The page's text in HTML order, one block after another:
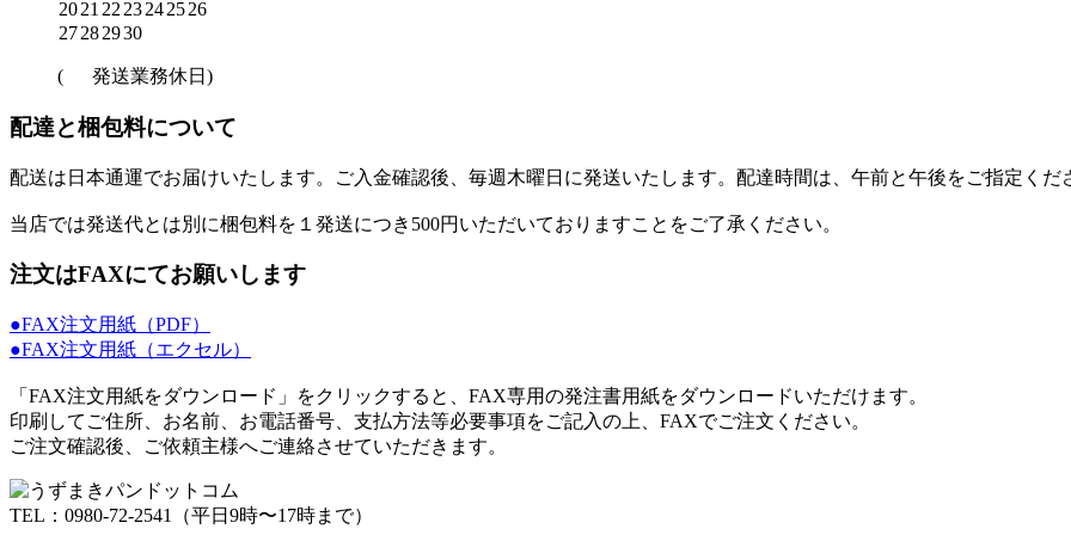
2021 22 23242526
27282930
( 発送業務休日)
配達と梱包料について
配送は日本通運でお届けいたします。ご入金確認後、毎週木曜日に発送いたします。配達時間は、午前と午後をご指定くだ
当店では発送代とは別に梱包料を１発送につき500円いただいておりますことをご了承ください。
注文はFAXにてお願いします
●FAX注文用紙（PDF）
●FAX注文用紙（エクセル）
「FAX注文用紙をダウンロード」をクリックすると、FAX専用の発注書用紙をダウンロードいただけます。
印刷してご住所、お名前、お電話番号、支払方法等必要事項をご記入の上、FAXでご注文ください。
ご注文確認後、ご依頼主様へご連絡させていただきます。
TEL：0980-72-2541（平日9時〜17時まで）